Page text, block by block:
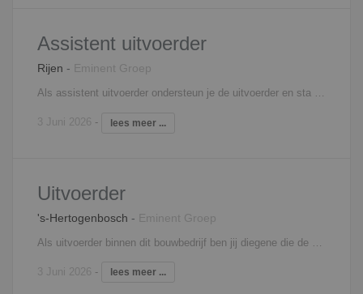
Assistent uitvoerder
Rijen - Eminent Groep
Als assistent uitvoerder ondersteun je de uitvoerder en sta je dicht op de uitvoering van een (deel)project. Een greep uit het takenpakket: Overleg met (hoofd)uitvoerder Coördinatie van planning Administratieve taken overnemen van uitvoerder Sparren en overleg met werkvoorbereiding Bouwplaatsinrichting, inkoop, afroepen materiaal en materieel Meer- en minder werkcontrole/ onderhandeling Coördinatie bouwplaats, aansturen medewerkers en onderaannemers Kwaliteitscontrole en V&G controle Aandragen bouwmethodieken Opleveren projecten Interesse? Neem contact op met Filip Martens, 06 - 18 25 71 31,
3 Juni 2026 - lees meer ...
Uitvoerder
's-Hertogenbosch - Eminent Groep
3 Juni 2026 - lees meer ...